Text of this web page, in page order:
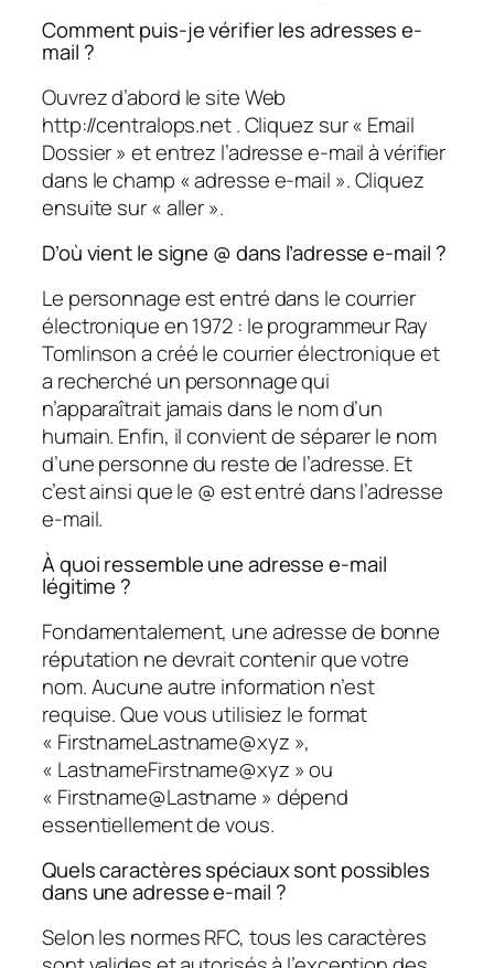
Comment puis-je vérifier les adresses e-
mail ?
Ouvrez d’abord le site Web
http://centralops.net . Cliquez sur « Email
Dossier » et entrez l’adresse e-mail à vérifier
dans le champ « adresse e-mail ». Cliquez
ensuite sur « aller ».
D’où vient le signe @ dans l’adresse e-mail ?
Le personnage est entré dans le courrier
électronique en 1972 : le programmeur Ray
Tomlinson a créé le courrier électronique et
a recherché un personnage qui
n’apparaîtrait jamais dans le nom d’un
humain. Enfin, il convient de séparer le nom
d’une personne du reste de l’adresse. Et
c’est ainsi que le @ est entré dans l’adresse
e-mail.
À quoi ressemble une adresse e-mail
légitime ?
Fondamentalement, une adresse de bonne
réputation ne devrait contenir que votre
nom. Aucune autre information n’est
requise. Que vous utilisiez le format
« FirstnameLastname@xyz »,
« LastnameFirstname@xyz » ou
« Firstname@Lastname » dépend
essentiellement de vous.
Quels caractères spéciaux sont possibles
dans une adresse e-mail ?
Selon les normes RFC, tous les caractères